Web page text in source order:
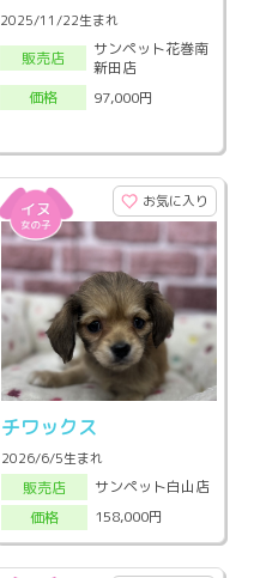
2025/11/22生まれ
販売店
サンペット花巻南
新田店
価格
97,000円
お気に入り
チワックス
2026/6/5生まれ
販売店
サンペット白山店
価格
158,000円